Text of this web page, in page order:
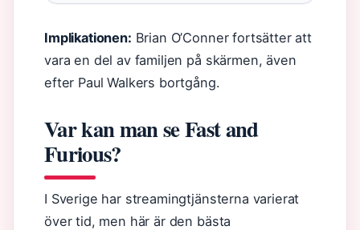
Implikationen: Brian O’Conner fortsätter att
vara en del av familjen på skärmen, även
efter Paul Walkers bortgång.
Var kan man se Fast and
Furious?
I Sverige har streamingtjänsterna varierat
över tid, men här är den bästa